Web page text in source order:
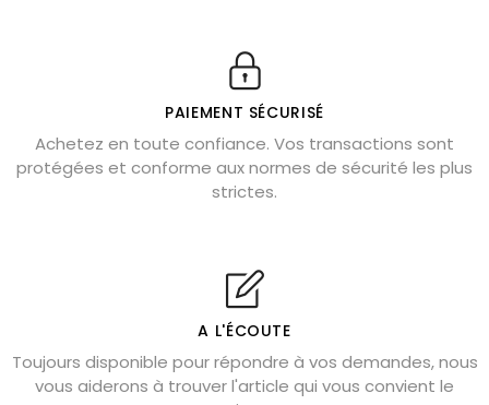
Véritable citrine naturelle non chauffée
Où placer la citrine dans la maison
Cornaline : propriétés magiques
Capricorne : quelles pierres choisir
Shungite : purification et protection
Bagues en labradorite argent 925
Lapis lazuli : propriétés et précautions
PAIEMENT SÉCURISÉ
Achetez en toute confiance. Vos transactions sont
protégées et conforme aux normes de sécurité les plus
strictes.
A L'ÉCOUTE
Toujours disponible pour répondre à vos demandes, nous
vous aiderons à trouver l'article qui vous convient le